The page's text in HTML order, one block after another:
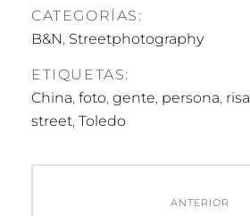
CATEGORÍAS:
B&N, Streetphotography
ETIQUETAS:
China, foto, gente, persona, risa
street, Toledo
ANTERIOR